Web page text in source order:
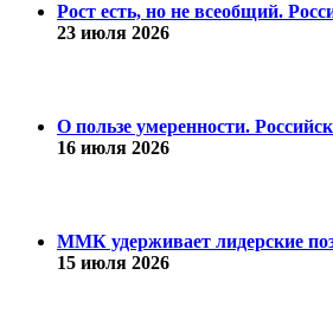
Рост есть, но не всеобщий.
23 июля 2026
О пользе умеренности.
16 июля 2026
ММК удерживает лидерские
15 июля 2026